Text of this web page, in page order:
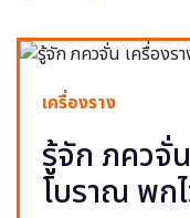
เครื่องราง
รู้จัก ภควจั่
โบราณ พก